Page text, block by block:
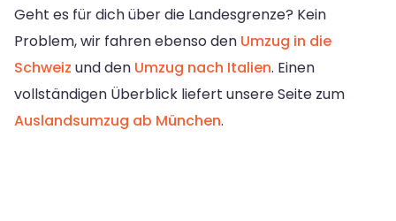
Geht es für dich über die Landesgrenze? Kein
Problem, wir fahren ebenso den Umzug in die
Schweiz und den Umzug nach Italien. Einen
vollständigen Überblick liefert unsere Seite zum
Auslandsumzug ab München.